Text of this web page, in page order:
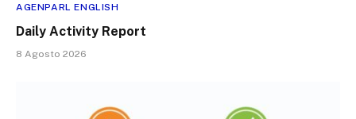
AGENPARL ENGLISH
Daily Activity Report
8 Agosto 2026